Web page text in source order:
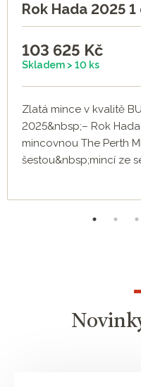
Rok Hada 2025
103 625 Kč
Skladem > 10 ks
Zlatá mince v kvalitě
2025&nbsp;– Rok
mincovnou The Perth
šestou&nbsp;mincí ze